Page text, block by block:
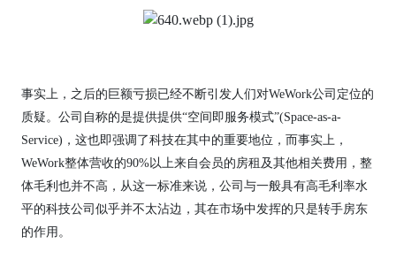
事实上，之后的巨额亏损已经不断引发人们对WeWork公司定位的
质疑。公司自称的是提供提供“空间即服务模式”(Space-as-a-
Service)，这也即强调了科技在其中的重要地位，而事实上，
WeWork整体营收的90%以上来自会员的房租及其他相关费用，整
体毛利也并不高，从这一标准来说，公司与一般具有高毛利率水
平的科技公司似乎并不太沾边，其在市场中发挥的只是转手房东
的作用。